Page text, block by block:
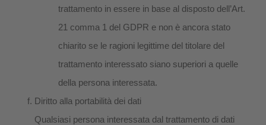
trattamento in essere in base al disposto dell’Art.
21 comma 1 del GDPR e non è ancora stato
chiarito se le ragioni legittime del titolare del
trattamento interessato siano superiori a quelle
della persona interessata.
Diritto alla portabilità dei dati
Qualsiasi persona interessata dal trattamento di dati